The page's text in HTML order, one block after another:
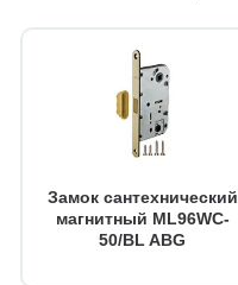
Замок сантехнический
магнитный ML96WC-
50/BL ABG